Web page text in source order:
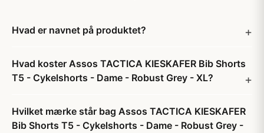
Hvad er navnet på produktet?
Hvad koster Assos TACTICA KIESKAFER Bib Shorts
T5 - Cykelshorts - Dame - Robust Grey - XL?
Hvilket mærke står bag Assos TACTICA KIESKAFER
Bib Shorts T5 - Cykelshorts - Dame - Robust Grey -